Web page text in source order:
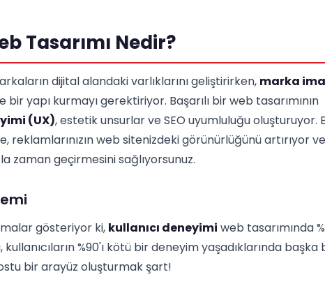
Tasarımı Nedir?
dijital alandaki varlıklarını geliştirirken, marka
yapı kurmayı gerektiriyor. Başarılı bir web tasarımının
(UX), estetik unsurlar ve SEO uyumluluğu oluşturuyor.
reklamlarınızın web sitenizdeki görünürlüğünü artırıyor ve
zaman geçirmesini sağlıyorsunuz.
gösteriyor ki, kullanıcı deneyimi web tasarımında
kullanıcıların %90'ı kötü bir deneyim yaşadıklarında başka
bir arayüz oluşturmak şart!